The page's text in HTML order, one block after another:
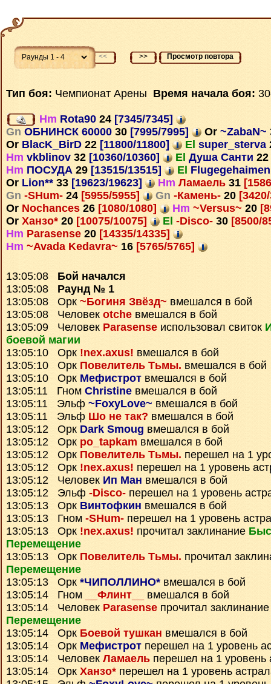
<< >> Просмотр повтора
Тип боя: Чемпионат Арены Время начала боя:
Hm Rota90 24 [7345/7345]
Gn ОБНИНСК 60000 30 [7995/7995] Or ~ZabaN~
Or BlacK_BirD 22 [11800/11800] El super_sterva
Hm vkblinov 32 [10360/10360] El Душа Санти 22
Hm ПОСУДА 29 [13515/13515] El
Or Lion** 33 [19623/19623] Hm Ламаель 31
Gn -SHum- 24 [5955/5955] Gn -Камень- 20
Or Nochances 26 [1080/1080] Hm ~Versus~ 20
Or Ханзо* 20 [10075/10075] El -Disco- 30 [8500/
Hm Parasense 20 [14335/14335]
Hm ~Avada Kedavra~ 16 [5765/5765]
13:05:08 Бой начался
13:05:08 Раунд № 1
13:05:08 Орк ~Богиня Звёзд~ вмешался в бой
13:05:08 Человек otche вмешался в бой
13:05:09 Человек Parasense использовал свиток
боевой магии
13:05:10 Орк !nex.axus! вмешался в бой
13:05:10 Орк Повелитель Тьмы. вмешался в бой
13:05:10 Орк Мефистрот вмешался в бой
13:05:11 Гном Christine вмешался в бой
13:05:11 Эльф ~FoxyLove~ вмешался в бой
13:05:11 Эльф Шо не так? вмешался в бой
13:05:12 Орк Dark Smoug вмешался в бой
13:05:12 Орк po_tapkam вмешался в бой
13:05:12 Орк Повелитель Тьмы. перешел на 1
13:05:12 Орк !nex.axus! перешел на 1 уровень
13:05:12 Человек Ип Ман вмешался в бой
13:05:12 Эльф -Disco- перешел на 1 уровень
13:05:13 Орк Винтофкин вмешался в бой
13:05:13 Гном -SHum- перешел на 1 уровень
13:05:13 Орк !nex.axus! прочитал заклинание
Перемещение
13:05:13 Орк Повелитель Тьмы. прочитал
Перемещение
13:05:13 Орк *ЧИПОЛЛИНО* вмешался в бой
13:05:14 Гном
__Флинт__
вмешался в бой
13:05:14 Человек Parasense прочитал
Перемещение
13:05:14 Орк Боевой тушкан вмешался в бой
13:05:14 Орк Мефистрот перешел на 1 уровень
13:05:14 Человек Ламаель перешел на 1 уровень
13:05:14 Орк Ханзо* перешел на 1 уровень